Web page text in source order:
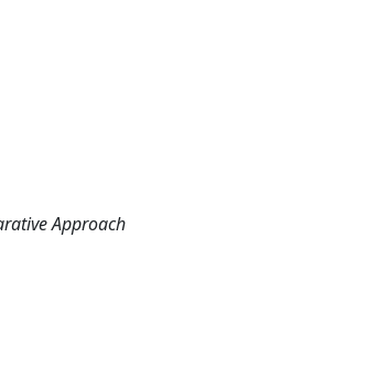
Approach